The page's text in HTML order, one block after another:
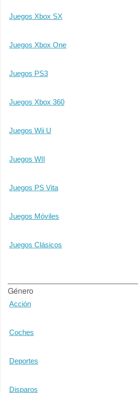
Juegos Xbox SX
Juegos Xbox One
Juegos PS3
Juegos Xbox 360
Juegos Wii U
Juegos WII
Juegos PS Vita
Juegos Móviles
Juegos Clásicos
Género
Acción
Coches
Deportes
Disparos